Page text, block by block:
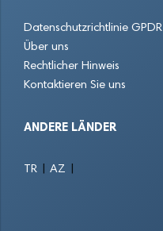
Datenschutzrichtlinie GPDR
Über uns
Rechtlicher Hinweis
Kontaktieren Sie uns
ANDERE LÄNDER
TR AZ